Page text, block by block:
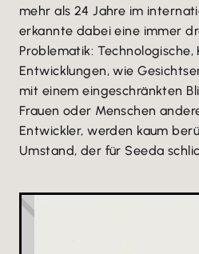
mehr als 24 Jahre im
erkannte dabei eine immer
Problematik:
Entwicklungen, wie
mit einem eingeschränkten
Frauen oder Menschen
Entwickler, werden kaum
Umstand, der für Seeda